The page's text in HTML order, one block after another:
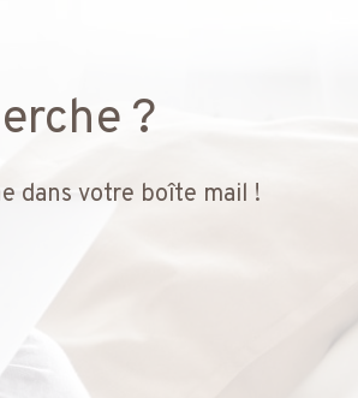
?
dans votre boîte mail !